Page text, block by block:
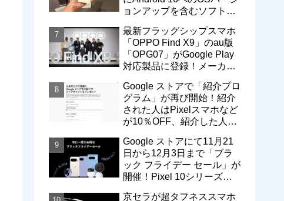
ョンアップを含むソフトウ
最新フラッグシップスマホ
「OPPO Find X9」のau版
「OPG07」がGoogle Play
対応製品に登録！メーカー
売へ
Google ストアで「紹介プロ
グラム」が再び開始！紹介
された人はPixelスマホなど
が10％OFF、紹介した人は
ト付与
Google ストアにて11月21
日から12月3日まで「ブラ
ック フライデー セール」が
開催！Pixel 10シリーズや
京セラが超タフネススマホ